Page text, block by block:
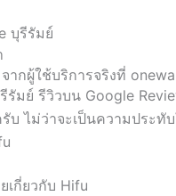
บุรีรัมย์
ากผู้ใช้บริการจริงที่
รัมย์ รีวิวบน Google
รับ ไม่ว่าจะเป็นความปร
เกี่ยวกับ Hifu